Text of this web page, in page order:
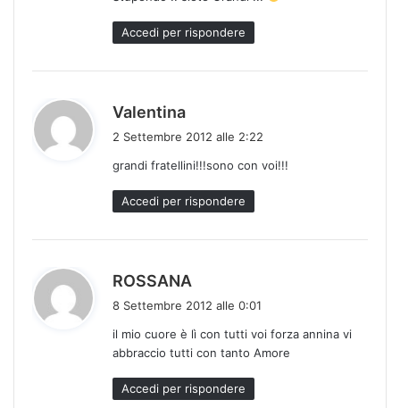
t
t
Accedi per rispondere
Valentina
e
t
t
2 Settembre 2012 alle 2:22
grandi fratellini!!!sono con voi!!!
Accedi per rispondere
ROSSANA
e
t
o
8 Settembre 2012 alle 0:01
il mio cuore è lì con tutti voi forza annina vi
abbraccio tutti con tanto Amore
Accedi per rispondere